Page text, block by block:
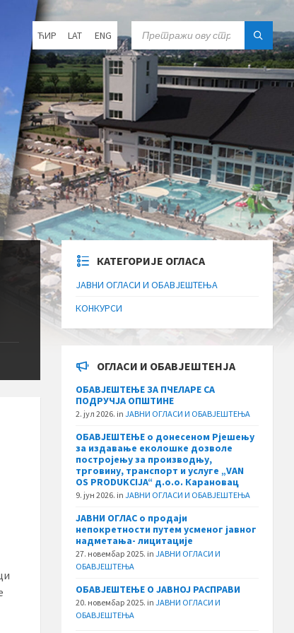
language:
ЋИР LAT ENG
КАТЕГОРИЈЕ ОГЛАСА
ЈАВНИ ОГЛАСИ И ОБАВЈЕШТЕЊА
КОНКУРСИ
ОГЛАСИ И ОБАВЈЕШТЕНЈА
ОБАВЈЕШТЕЊЕ ЗА ПЧЕЛАРЕ СА
ПОДРУЧЈА ОПШТИНЕ
2. јул 2026. inЈАВНИ ОГЛАСИ И ОБАВЈЕШТЕЊА
ОБАВЈЕШТЕЊЕ о донесеном Рјешењу
за издавање еколошке дозволе
постројењу за производњу,
трговину, транспорт и услуге „VAN
OS PRODUKCIJA“ д.о.о. Карановац
9. јун 2026. inЈАВНИ ОГЛАСИ И ОБАВЈЕШТЕЊА
ЈАВНИ ОГЛАС о продаји
непокретности путем усменог јавног
надметања- лицитације
27. новембар 2025. inЈАВНИ ОГЛАСИ И
ОБАВЈЕШТЕЊА
ОБАВЈЕШТЕЊЕ О ЈАВНОЈ РАСПРАВИ
20. новембар 2025. inЈАВНИ ОГЛАСИ И
ОБАВЈЕШТЕЊА